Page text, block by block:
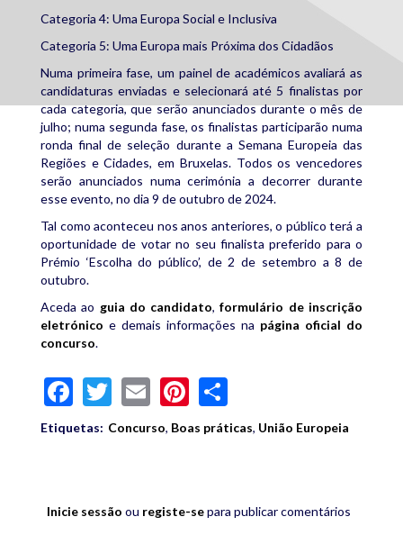
Categoria 4: Uma Europa Social e Inclusiva
Categoria 5: Uma Europa mais Próxima dos Cidadãos
Numa primeira fase, um painel de académicos avaliará as
candidaturas enviadas e selecionará até 5 finalistas por
cada categoria, que serão anunciados durante o mês de
julho; numa segunda fase, os finalistas participarão numa
ronda final de seleção durante a Semana Europeia das
Regiões e Cidades, em Bruxelas. Todos os vencedores
serão anunciados numa cerimónia a decorrer durante
esse evento, no dia 9 de outubro de 2024.
Tal como aconteceu nos anos anteriores, o público terá a
oportunidade de votar no seu finalista preferido para o
Prémio ‘Escolha do público’, de 2 de setembro a 8 de
outubro.
Aceda ao guia do candidato,formulário de inscrição
eletrónico e demais informações na página oficial do
concurso.
Facebook
Twitter
EmailPinterest
Etiquetas: Concurso, Boas práticas, União Europeia
Inicie sessão ou registe-separa publicar comentários